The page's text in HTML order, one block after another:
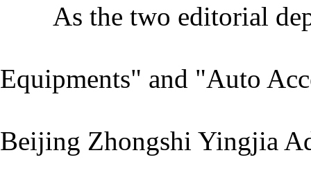
As the two editorial
Equipments" and "Auto
Beijing Zhongshi Yingjia